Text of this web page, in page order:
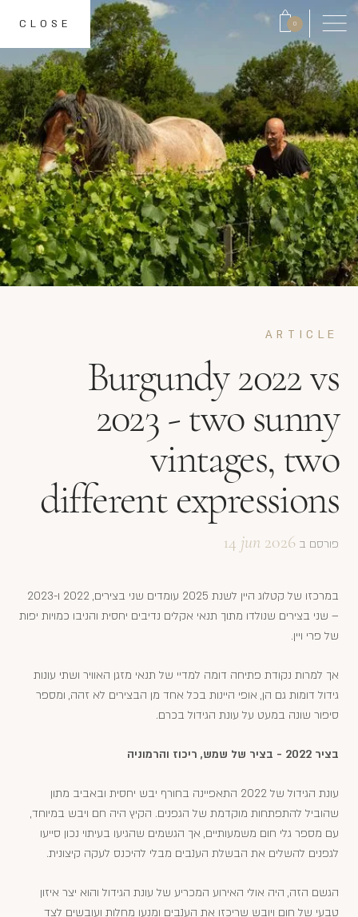
0
CLOSE
ARTICLE
Burgundy 2022 vs
2023 - two sunny
vintages, two
different expressions
פורסם ב 2026
jun
14
במרכזו של קטלוג היין לשנת 2025 עומדים שני בצירים, 2022 ו-2023
– שני בצירים שנולדו מתוך תנאי אקלים נדיבים יחסית והניבו כמויות יפות
של פרי ויין.
אך למרות נקודת פתיחה דומה למדיי של תנאי מזגן האוויר ושתי עונות
גידול דומות גם הן, אופי היינות בכל אחד מן הבצירים לא זהה, ומספר
סיפור שונה במעט על עונת הגידול בכרם.
בציר 2022 - בציר של שמש, ריכוז והרמוניה
עונת הגידול של 2022 התאפיינה בחורף יבש יחסית ובאביב מתון
שהוביל להתפתחות מוקדמת של הגפנים. הקיץ היה חם ויבש במיוחד,
עם מספר גלי חום משמעותיים, אך הגשמים שהגיעו בעיתוי נכון סייעו
לגפנים להשלים את הבשלת הענבים מבלי להיכנס לעקה קיצונית.
הגשם הזה, היה אולי האירוע המכריע של עונת הגידול והוא יצר איזון
טבעי של חום ויובש שריכזו את הענבים ומנעו מחלות ועובשים לצד